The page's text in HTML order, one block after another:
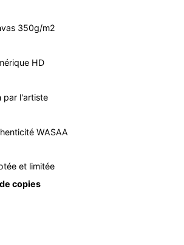
350g/m2
HD
par l'artiste
WASAA
et limitée
copies